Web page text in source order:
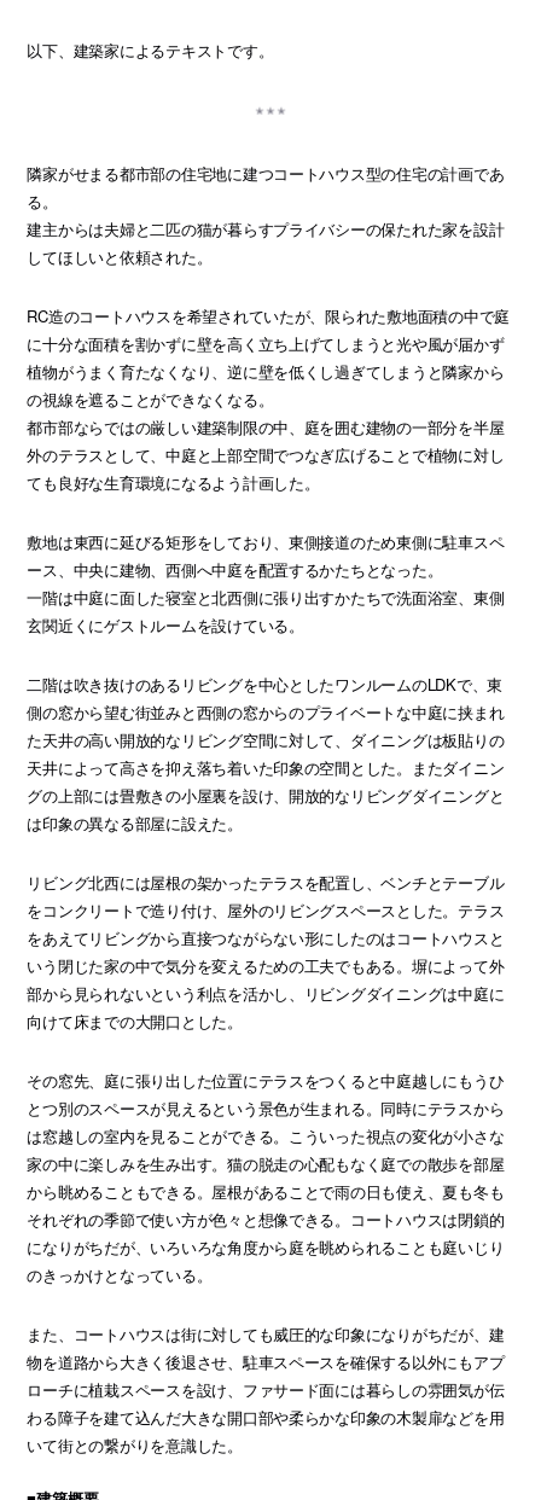
以下、建築家によるテキストです。
隣家がせまる都市部の住宅地に建つコートハウス型の住宅の計画であ
る。
建主からは夫婦と二匹の猫が暮らすプライバシーの保たれた家を設計
してほしいと依頼された。
RC造のコートハウスを希望されていたが、限られた敷地面積の中で庭
に十分な面積を割かずに壁を高く立ち上げてしまうと光や風が届かず
植物がうまく育たなくなり、逆に壁を低くし過ぎてしまうと隣家から
の視線を遮ることができなくなる。
都市部ならではの厳しい建築制限の中、庭を囲む建物の一部分を半屋
外のテラスとして、中庭と上部空間でつなぎ広げることで植物に対し
ても良好な生育環境になるよう計画した。
敷地は東西に延びる矩形をしており、東側接道のため東側に駐車スペ
ース、中央に建物、西側へ中庭を配置するかたちとなった。
一階は中庭に面した寝室と北西側に張り出すかたちで洗面浴室、東側
玄関近くにゲストルームを設けている。
二階は吹き抜けのあるリビングを中心としたワンルームのLDKで、東
側の窓から望む街並みと西側の窓からのプライベートな中庭に挟まれ
た天井の高い開放的なリビング空間に対して、ダイニングは板貼りの
天井によって高さを抑え落ち着いた印象の空間とした。またダイニン
グの上部には畳敷きの小屋裏を設け、開放的なリビングダイニングと
は印象の異なる部屋に設えた。
リビング北西には屋根の架かったテラスを配置し、ベンチとテーブル
をコンクリートで造り付け、屋外のリビングスペースとした。テラス
をあえてリビングから直接つながらない形にしたのはコートハウスと
いう閉じた家の中で気分を変えるための工夫でもある。塀によって外
部から見られないという利点を活かし、リビングダイニングは中庭に
向けて床までの大開口とした。
その窓先、庭に張り出した位置にテラスをつくると中庭越しにもうひ
とつ別のスペースが見えるという景色が生まれる。同時にテラスから
は窓越しの室内を見ることができる。こういった視点の変化が小さな
家の中に楽しみを生み出す。猫の脱走の心配もなく庭での散歩を部屋
から眺めることもできる。屋根があることで雨の日も使え、夏も冬も
それぞれの季節で使い方が色々と想像できる。コートハウスは閉鎖的
になりがちだが、いろいろな角度から庭を眺められることも庭いじり
のきっかけとなっている。
また、コートハウスは街に対しても威圧的な印象になりがちだが、建
物を道路から大きく後退させ、駐車スペースを確保する以外にもアプ
ローチに植栽スペースを設け、ファサード面には暮らしの雰囲気が伝
わる障子を建て込んだ大きな開口部や柔らかな印象の木製扉などを用
いて街との繋がりを意識した。